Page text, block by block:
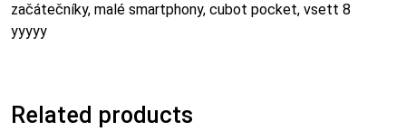
začátečníky, malé smartphony, cubot pocket, vsett 8
yyyyy
Related products